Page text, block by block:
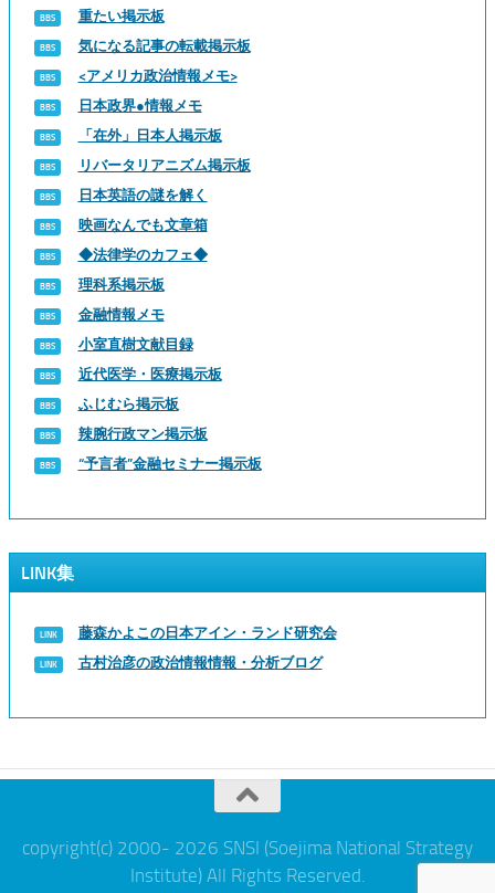
重たい掲示板
気になる記事の転載掲示板
<アメリカ政治情報メモ>
日本政界●情報メモ
「在外」日本人掲示板
リバータリアニズム掲示板
日本英語の謎を解く
映画なんでも文章箱
◆法律学のカフェ◆
理科系掲示板
金融情報メモ
小室直樹文献目録
近代医学・医療掲示板
ふじむら掲示板
辣腕行政マン掲示板
“予言者”金融セミナー掲示板
LINK集
藤森かよこの日本アイン・ランド研究会
古村治彦の政治情報情報・分析ブログ
copyright(c) 2000- 2026 SNSI (Soejima National Strategy
Institute) All Rights Reserved.